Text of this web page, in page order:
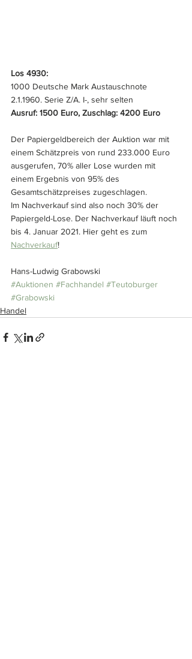
Los 4930:
1000 Deutsche Mark Austauschnote
2.1.1960. Serie Z/A. I-, sehr selten
Ausruf: 1500 Euro, Zuschlag: 4200 Euro
Der Papiergeldbereich der Auktion war mit
einem Schätzpreis von rund 233.000 Euro
ausgerufen, 70% aller Lose wurden mit
einem Ergebnis von 95% des
Gesamtschätzpreises zugeschlagen.
Im Nachverkauf sind also noch 30% der
Papiergeld-Lose. Der Nachverkauf läuft noch
bis 4. Januar 2021. Hier geht es zum
Nachverkauf!
Hans-Ludwig Grabowski
#Auktionen #Fachhandel #Teutoburger
#Grabowski
Handel